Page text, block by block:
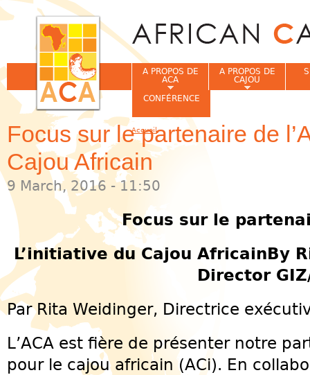
Focus sur le partenaire de
Cajou Africain
9 March, 2016 - 11:50
Focus sur le
L’initiative du Cajou AfricainBy
Director
Par Rita Weidinger, Directrice
L’ACA est fière de présenter notre
pour le cajou africain (ACi). En
A PROPOS DE
ACA
A PROPOS DE
CAJOU
CONFÉRENCE
Vous êtes ici
Accueil